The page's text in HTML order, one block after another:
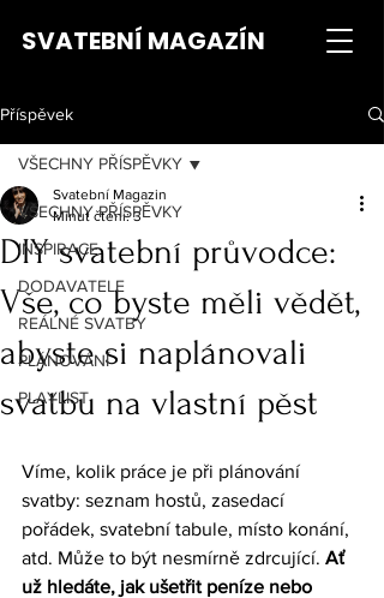
SVATEBNÍ MAGAZÍN
Příspěvek
VŠECHNY PŘÍSPĚVKY
INSPIRACE
DODAVATELE
REÁLNÉ SVATBY
PLÁNOVÁNÍ
PLAYLIST
VŠECHNY PŘÍSPĚVKY
DIY svatební průvodce:
Vše, co byste měli vědět,
abyste si naplánovali
svatbu na vlastní pěst
Svatební Magazin
Minut čtení: 3
Víme, kolik práce je při plánování
svatby: seznam hostů, zasedací
pořádek, svatební tabule, místo konání,
atd. Může to být nesmírně zdrcující. Ať
už hledáte, jak ušetřit peníze nebo